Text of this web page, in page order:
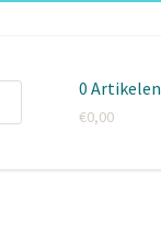
0 Artikelen
€0,00